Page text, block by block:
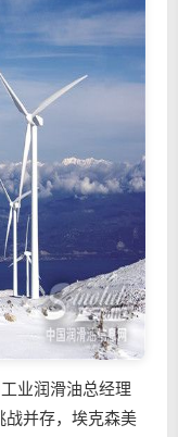
业润滑油总经理
战并存，埃克森美